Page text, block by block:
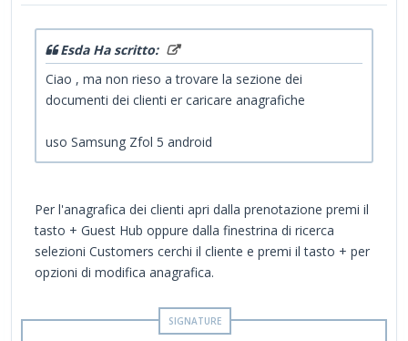
Esda Ha scritto:
Ciao , ma non rieso a trovare la sezione dei
documenti dei clienti er caricare anagrafiche
uso Samsung Zfol 5 android
Per l'anagrafica dei clienti apri dalla prenotazione premi il
tasto + Guest Hub oppure dalla finestrina di ricerca
selezioni Customers cerchi il cliente e premi il tasto + per
opzioni di modifica anagrafica.